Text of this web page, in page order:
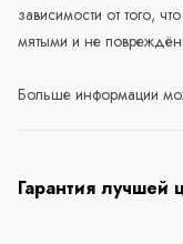
зависимости от того,
мятыми и не
Больше информации
Гарантия лучшей